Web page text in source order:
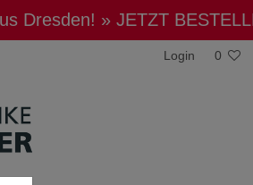
Dresden! » JETZT
Login 0